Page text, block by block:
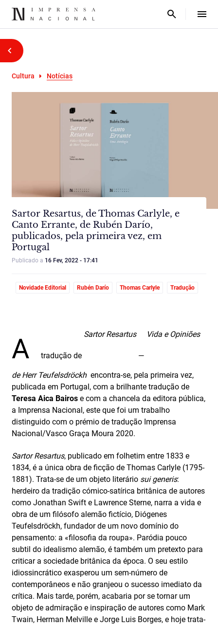
Cultura Notícias
Sartor Resartus, de Thomas Carlyle, e
Canto Errante, de Rubén Darío,
publicados, pela primeira vez, em
Portugal
Publicado a 16 Fev, 2022 - 17:41
Novidade Editorial Rubén Darío Thomas Carlyle Tradução
A tradução de
Sartor Resartus
—
Vida e Opiniões
de Herr Teufelsdröckh encontra-se, pela primeira vez,
publicada em Portugal, com a brilhante tradução de
Teresa Aica Bairos e com a chancela da editora pública,
a Imprensa Nacional, este que foi um trabalho
distinguido com o prémio de tradução Imprensa
Nacional/Vasco Graça Moura 2020.
Sartor Resartus, publicado em folhetim entre 1833 e
1834, é a única obra de ficção de Thomas Carlyle (1795-
1881). Trata-se de um objeto literário sui generis:
herdeiro da tradição cómico-satírica britânica de autores
como Jonathan Swift e Lawrence Sterne, narra a vida e
obra de um filósofo alemão fictício, Diógenes
Teufelsdröckh, fundador de um novo domínio do
pensamento: a «filosofia da roupa». Paródia pouco
subtil do idealismo alemão, é também um pretexto para
criticar a sociedade britânica da época. O seu estilo
idiossincrático exasperou um sem-número de
contemporâneos e não granjeou o sucesso imediato da
crítica. Mais tarde, porém, acabaria por se tornar um
objeto de admiração e inspiração de autores como Mark
Twain, Herman Melville e Jorge Luis Borges, e hoje trata-